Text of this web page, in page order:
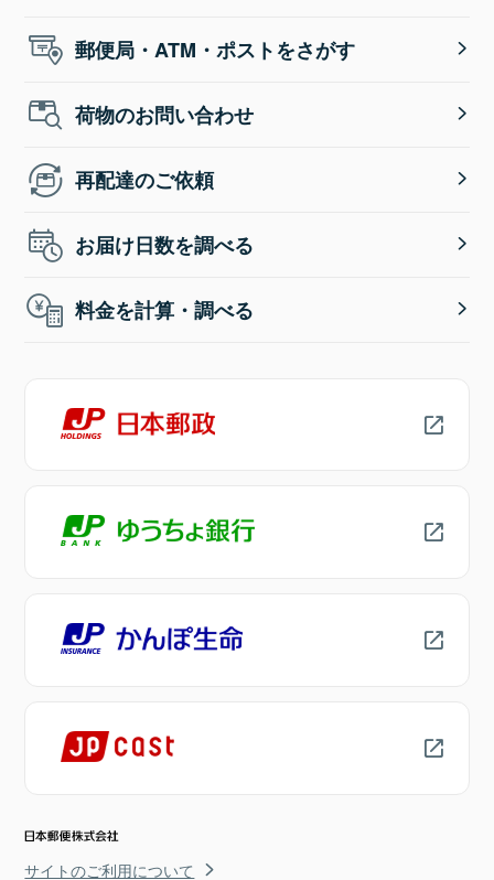
郵便局・ATM・ポストをさがす
荷物のお問い合わせ
再配達のご依頼
お届け日数を調べる
料金を計算・調べる
サイトのご利用について